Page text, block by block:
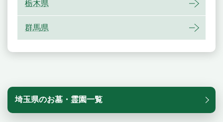
栃木県
群馬県
埼玉県のお墓・霊園一覧